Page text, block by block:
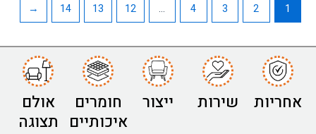
1
2
3
4
…
12
13
14
←
אחריות שירות ייצור
חומרים
איכותיים
אולם
תצוגה